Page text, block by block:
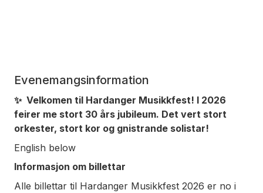
Evenemangsinformation
✨ Velkomen til Hardanger Musikkfest! I 2026
feirer me stort 30 års jubileum. Det vert stort
orkester, stort kor og gnistrande solistar!
English below
Informasjon om billettar
Alle billettar til Hardanger Musikkfest 2026 er no i